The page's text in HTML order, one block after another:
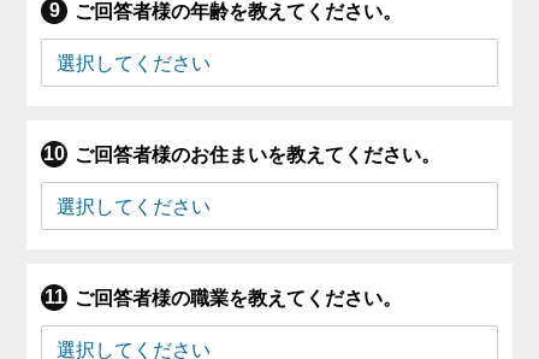
ご回答者様の年齢を教えてください。
ご回答者様のお住まいを教えてください。
ご回答者様の職業を教えてください。